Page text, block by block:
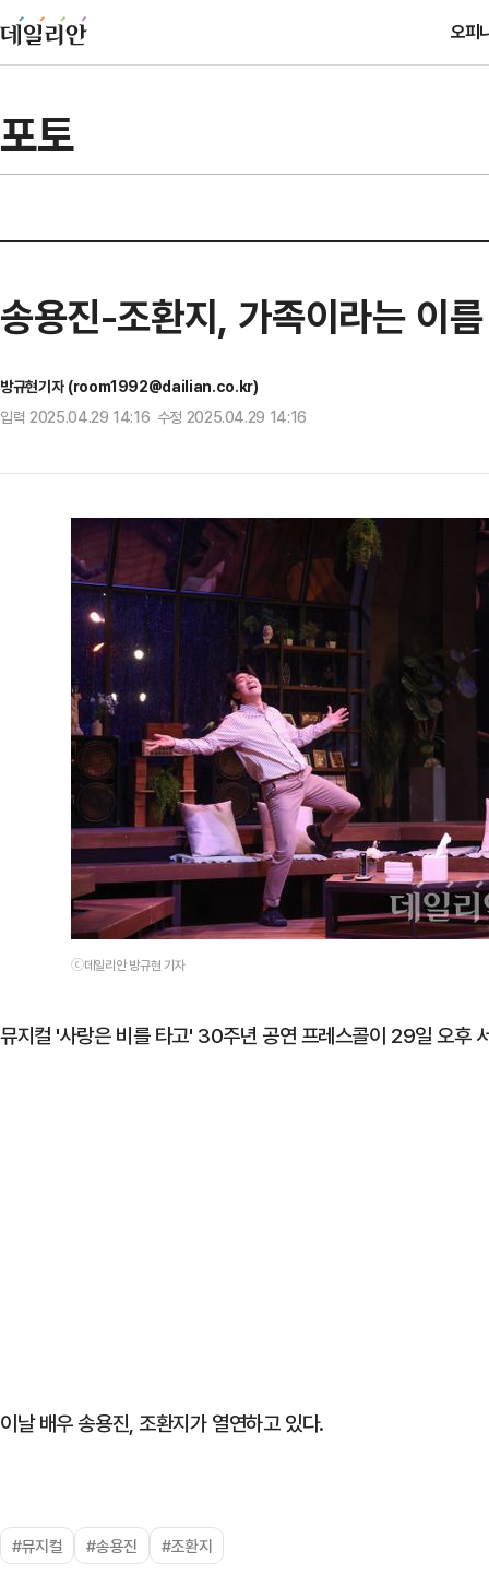
오피
포토
송용진-조환지, 가족이라는 이
방규현기자 (room1992@dailian.co.kr)
입력 2025.04.29 14:16 수정 2025.04.29 14:16
ⓒ데일리안 방규현 기자
뮤지컬 '사랑은 비를 타고' 30주년 공연 프레스콜이 29일 오후
이날 배우 송용진, 조환지가 열연하고 있다.
#뮤지컬 #송용진 #조환지